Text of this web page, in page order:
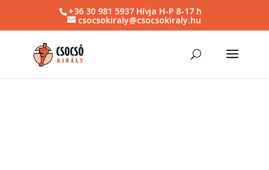
+36 30 981 5937 Hívja H-P 8-17 h
csocsokiraly@csocsokiraly.hu